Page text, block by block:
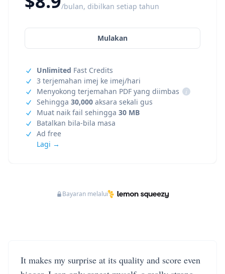
/bulan, dibilkan setiap tahun
Mulakan
Unlimited Fast Credits
3 terjemahan imej ke imej/hari
Menyokong terjemahan PDF yang diimbas
i
Sehingga 30,000 aksara sekali gus
Muat naik fail sehingga 30 MB
Batalkan bila-bila masa
Ad free
Lagi →
Bayaran melalui
It makes my surprise at its quality and score even